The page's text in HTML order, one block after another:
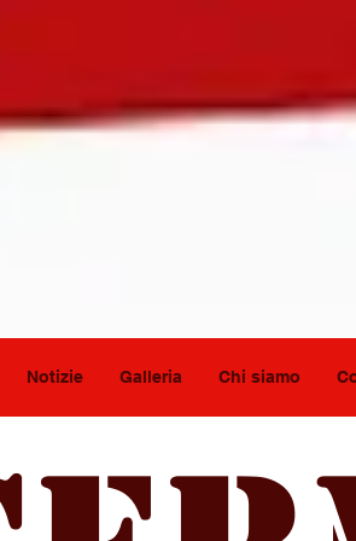
Notizie Galleria Chi siamo